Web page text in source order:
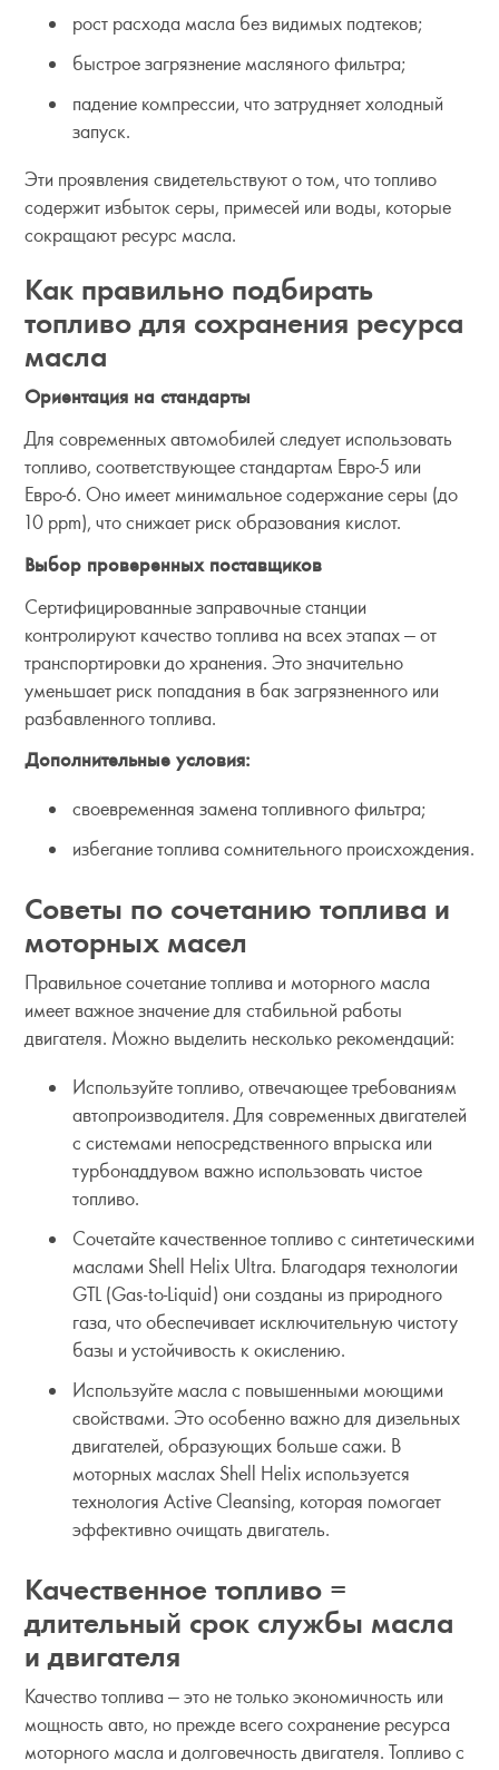
рост расхода масла без видимых подтеков;
быстрое загрязнение масляного фильтра;
падение компрессии, что затрудняет холодный
запуск.
Эти проявления свидетельствуют о том, что топливо
содержит избыток серы, примесей или воды, которые
сокращают ресурс масла.
Как правильно подбирать
топливо для сохранения ресурса
масла
Ориентация на стандарты
Для современных автомобилей следует использовать
топливо, соответствующее стандартам Евро-5 или
Евро-6. Оно имеет минимальное содержание серы (до
10 ppm), что снижает риск образования кислот.
Выбор проверенных поставщиков
Сертифицированные заправочные станции
контролируют качество топлива на всех этапах — от
транспортировки до хранения. Это значительно
уменьшает риск попадания в бак загрязненного или
разбавленного топлива.
Дополнительные условия:
своевременная замена топливного фильтра;
избегание топлива сомнительного происхождения.
Советы по сочетанию топлива и
моторных масел
Правильное сочетание топлива и моторного масла
имеет важное значение для стабильной работы
двигателя. Можно выделить несколько рекомендаций:
Используйте топливо, отвечающее требованиям
автопроизводителя. Для современных двигателей
с системами непосредственного впрыска или
турбонаддувом важно использовать чистое
топливо.
Сочетайте качественное топливо с синтетическими
маслами Shell Helix Ultra. Благодаря технологии
GTL (Gas-to-Liquid) они созданы из природного
газа, что обеспечивает исключительную чистоту
базы и устойчивость к окислению.
Используйте масла с повышенными моющими
свойствами. Это особенно важно для дизельных
двигателей, образующих больше сажи. В
моторных маслах Shell Helix используется
технология Active Cleansing, которая помогает
эффективно очищать двигатель.
Качественное топливо =
длительный срок службы масла
и двигателя
Качество топлива — это не только экономичность или
мощность авто, но прежде всего сохранение ресурса
моторного масла и долговечность двигателя. Топливо с